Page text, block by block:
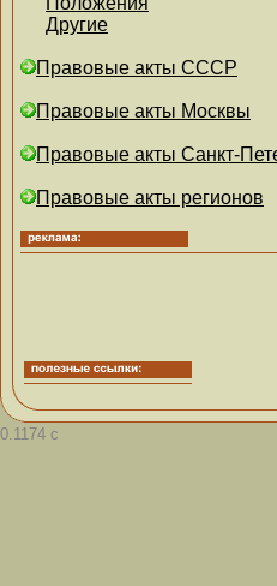
Другие
Правовые акты СССР
Правовые акты Москвы
Правовые акты Санкт-
Правовые акты регионов
0.1174 с